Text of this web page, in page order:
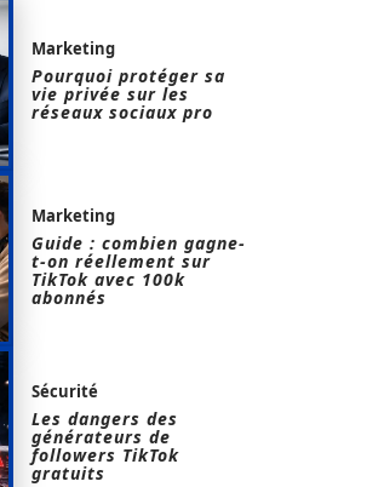
Marketing
Pourquoi protéger sa
vie privée sur les
réseaux sociaux pro
Marketing
Guide : combien gagne-
t-on réellement sur
TikTok avec 100k
abonnés
Sécurité
Les dangers des
générateurs de
followers TikTok
gratuits